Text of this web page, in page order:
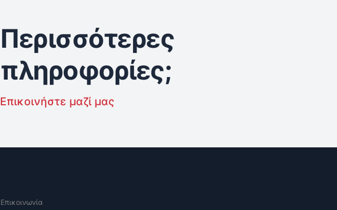
Περισσότερες
πληροφορίες;
Επικοινήστε μαζί μας
Επικοινωνία